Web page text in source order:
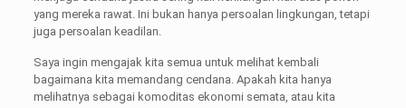
yang mereka rawat. Ini bukan hanya persoalan lingkungan, tetapi
juga persoalan keadilan.
Saya ingin mengajak kita semua untuk melihat kembali
bagaimana kita memandang cendana. Apakah kita hanya
melihatnya sebagai komoditas ekonomi semata, atau kita